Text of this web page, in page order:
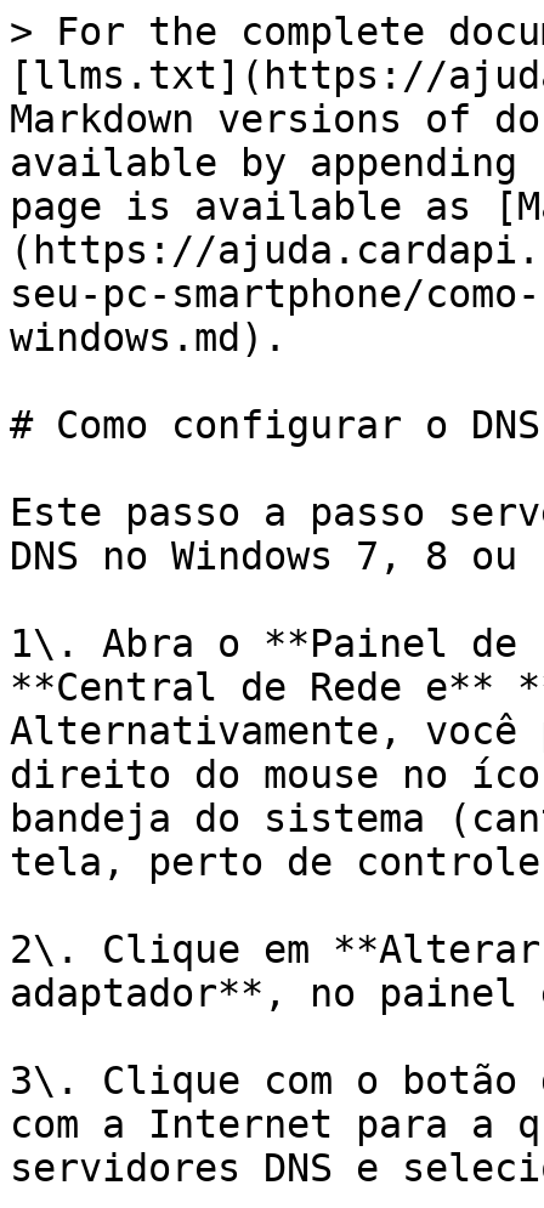
> For the complete
[llms.txt](https://
Markdown versions of
available by
page is available as
(https://
seu-pc-smartphone/
windows.md).
# Como configurar o
Este passo a passo
DNS no Windows 7, 8 ou
1\. Abra o **Painel de
**Central de Rede e**
Alternativamente, você
direito do mouse no
bandeja do sistema
tela, perto de
2\. Clique em **Alterar
adaptador**, no painel
3\. Clique com o botão
com a Internet para a
servidores DNS e